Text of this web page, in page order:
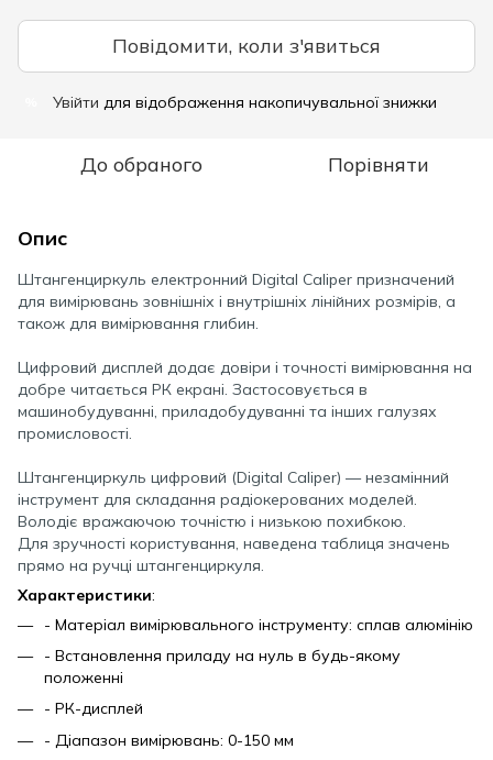
Повідомити, коли з'явиться
Увійти для відображення накопичувальної знижки
До обраного Порівняти
Опис
Штангенциркуль електронний Digital Caliper призначений
для вимірювань зовнішніх і внутрішніх лінійних розмірів, а
також для вимірювання глибин.
Цифровий дисплей додає довіри і точності вимірювання на
добре читається РК екрані. Застосовується в
машинобудуванні, приладобудуванні та інших галузях
промисловості.
Штангенциркуль цифровий (Digital Caliper) — незамінний
інструмент для складання радіокерованих моделей.
Володіє вражаючою точністю і низькою похибкою.
Для зручності користування, наведена таблиця значень
прямо на ручці штангенциркуля.
Характеристики:
- Матеріал вимірювального інструменту: сплав алюмінію
- Встановлення приладу на нуль в будь-якому
положенні
- РК-дисплей
- Діапазон вимірювань: 0-150 мм